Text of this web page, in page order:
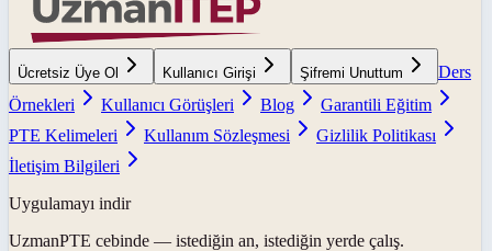
Ücretsiz Üye Ol Kullanıcı Girişi Şifremi Unuttum
Ders
Örnekleri
Kullanıcı Görüşleri Blog
Garantili Eğitim
PTE Kelimeleri
Kullanım Sözleşmesi
Gizlilik Politikası
İletişim Bilgileri
Uygulamayı indir
UzmanPTE cebinde — istediğin an, istediğin yerde çalış.